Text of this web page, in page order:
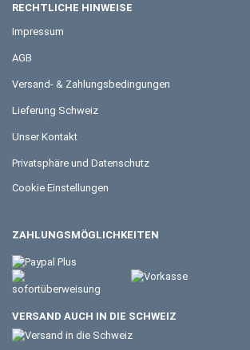
RECHTLICHE HINWEISE
Impressum
AGB
Versand- & Zahlungsbedingungen
Lieferung Schweiz
Unser Kontakt
Privatsphäre und Datenschutz
Cookie Einstellungen
ZAHLUNGSMÖGLICHKEITEN
VERSAND AUCH IN DIE SCHWEIZ